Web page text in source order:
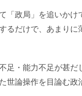
「政局」を追いか
るだけで、あまり
足・能力不足が甚だ
世論操作を目論む政